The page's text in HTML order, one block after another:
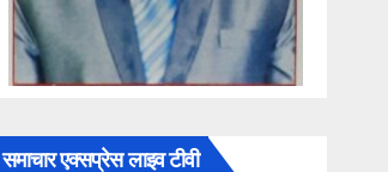
समाचार एक्सप्रेस लाइव टीवी